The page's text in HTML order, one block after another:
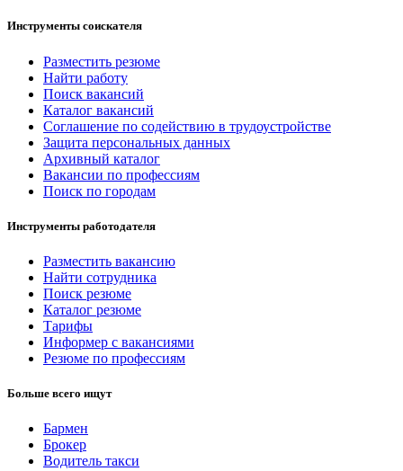
Инструменты соискателя
Разместить резюме
Найти работу
Поиск вакансий
Каталог вакансий
Соглашение по содействию в трудоустройстве
Защита персональных данных
Архивный каталог
Вакансии по профессиям
Поиск по городам
Инструменты работодателя
Разместить вакансию
Найти сотрудника
Поиск резюме
Каталог резюме
Тарифы
Информер с вакансиями
Резюме по профессиям
Больше всего ищут
Бармен
Брокер
Водитель такси